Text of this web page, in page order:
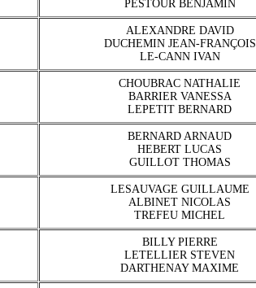
PESTOUR BENJAMIN
ALEXANDRE DAVID
DUCHEMIN JEAN-FRANÇOIS
LE-CANN IVAN
CHOUBRAC NATHALIE
BARRIER VANESSA
LEPETIT BERNARD
BERNARD ARNAUD
HEBERT LUCAS
GUILLOT THOMAS
LESAUVAGE GUILLAUME
ALBINET NICOLAS
TREFEU MICHEL
BILLY PIERRE
LETELLIER STEVEN
DARTHENAY MAXIME